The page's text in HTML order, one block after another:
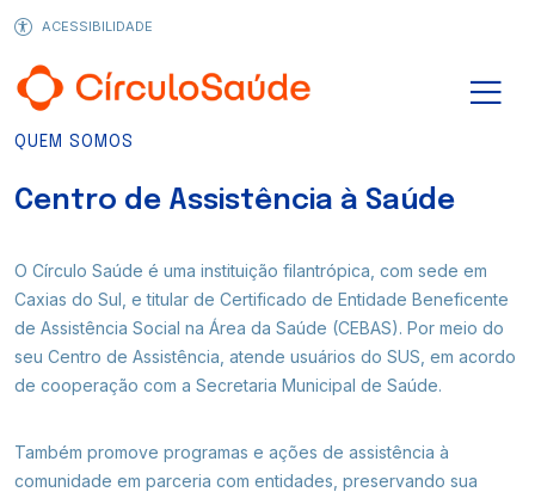
ACESSIBILIDADE
Quem Somos
Infraestrutura
Blog
Transparência
Seja Cliente
QUEM SOMOS
Centro de Assistência à Saúde
O Círculo Saúde é uma instituição filantrópica, com sede em
Caxias do Sul, e titular de Certificado de Entidade Beneficente
de Assistência Social na Área da Saúde (CEBAS). Por meio do
seu Centro de Assistência, atende usuários do SUS, em acordo
de cooperação com a Secretaria Municipal de Saúde.
Também promove programas e ações de assistência à
comunidade em parceria com entidades, preservando sua
Seja um cliente
Círculo Saúde
Planos de Saúde Planos Odontológicos
Planos de Saúde